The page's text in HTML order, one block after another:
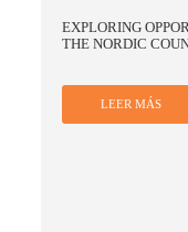
COMPANIES IN